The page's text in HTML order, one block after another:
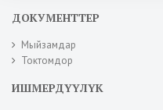
ДОКУМЕНТТЕР
Мыйзамдар
Токтомдор
ИШМЕРДҮҮЛҮК